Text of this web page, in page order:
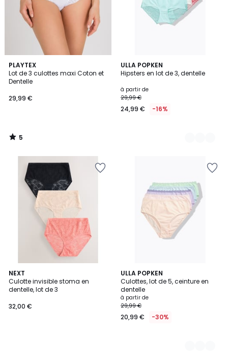
PLAYTEX
Lot de 3 culottes maxi Coton et
Dentelle
29,99 €
5
/
5
5
/
ULLA POPKEN
Hipsters en lot de 3, dentelle
à partir de
29,99 €
24,99 € -16%
4
Couleurs
NEXT
Culotte invisible stoma en
dentelle, lot de 3
32,00 €
ULLA POPKEN
Culottes, lot de 5, ceinture en
dentelle
à partir de
29,99 €
20,99 € -30%
2
Couleurs